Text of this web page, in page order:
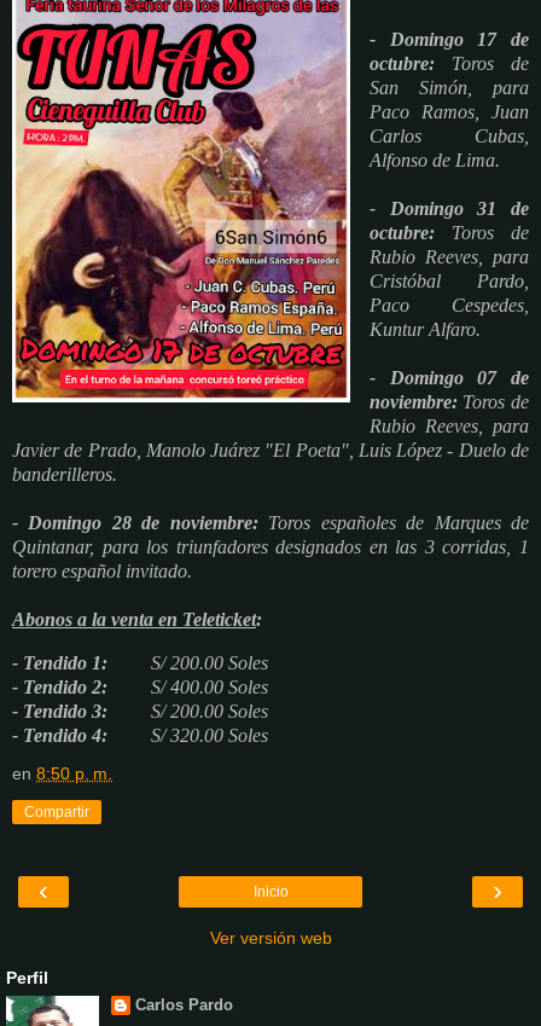
- Domingo 17 de
octubre: Toros de
San Simón, para
Paco Ramos, Juan
Carlos Cubas,
Alfonso de Lima.
- Domingo 31 de
octubre: Toros de
Rubio Reeves, para
Cristóbal Pardo,
Paco Cespedes,
Kuntur Alfaro.
- Domingo 07 de
noviembre: Toros de
Rubio Reeves, para
Javier de Prado, Manolo Juárez "El Poeta", Luis López - Duelo de
banderilleros.
- Domingo 28 de noviembre: Toros españoles de Marques de
Quintanar, para los triunfadores designados en las 3 corridas, 1
torero español invitado.
Abonos a la venta en Teleticket:
- Tendido 1:
S/ 200.00 Soles
- Tendido 2:
S/ 400.00 Soles
- Tendido 3:
S/ 200.00 Soles
- Tendido 4:
S/ 320.00 Soles
en 8:50 p. m.
Compartir
‹ ›
Inicio
Ver versión web
Perfil
Carlos Pardo